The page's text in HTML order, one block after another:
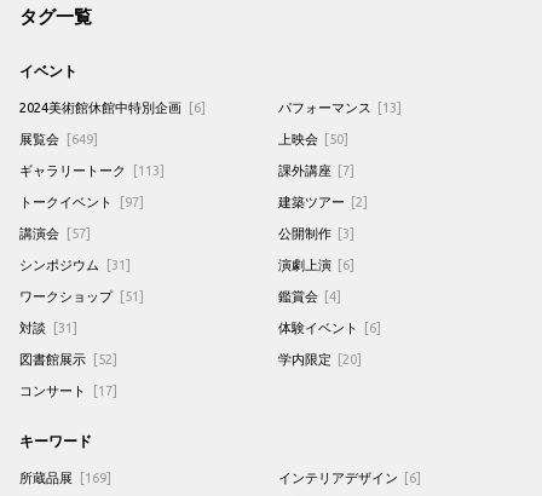
タグ一覧
イベント
2024美術館休館中特別企画 [6]
展覧会 [649]
ギャラリートーク [113]
トークイベント [97]
講演会 [57]
シンポジウム [31]
ワークショップ [51]
対談 [31]
図書館展示 [52]
コンサート [17]
パフォーマンス [13]
上映会 [50]
課外講座 [7]
建築ツアー [2]
公開制作 [3]
演劇上演 [6]
鑑賞会 [4]
体験イベント [6]
学内限定 [20]
キーワード
所蔵品展 [169]
インテリアデザイン [6]